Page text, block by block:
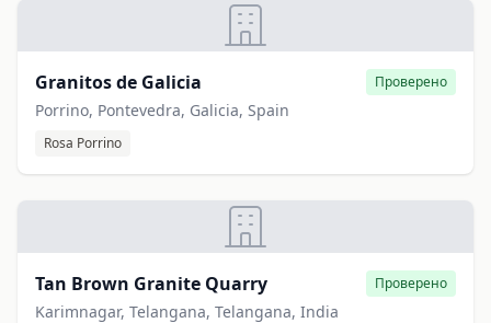
Granitos de Galicia Проверено
Porrino, Pontevedra, Galicia, Spain
Rosa Porrino
Tan Brown Granite Quarry Проверено
Karimnagar, Telangana, Telangana, India